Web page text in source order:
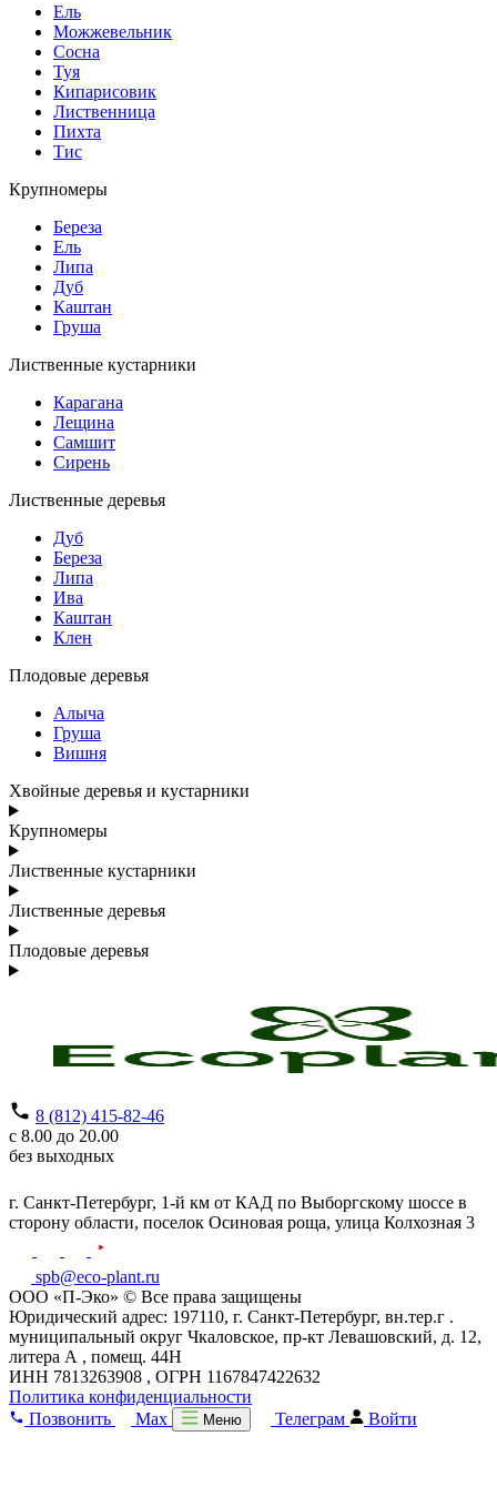
Ель
Можжевельник
Сосна
Туя
Кипарисовик
Лиственница
Пихта
Тис
Крупномеры
Береза
Ель
Липа
Дуб
Каштан
Груша
Лиственные кустарники
Карагана
Лещина
Самшит
Сирень
Лиственные деревья
Дуб
Береза
Липа
Ива
Каштан
Клен
Плодовые деревья
Алыча
Груша
Вишня
Хвойные деревья и кустарники
Крупномеры
Лиственные кустарники
Лиственные деревья
Плодовые деревья
8 (812) 415-82-46
с 8.00 до 20.00
без выходных
г. Санкт-Петербург, 1-й км от КАД по Выборгскому шоссе в
сторону области, поселок Осиновая роща, улица Колхозная 3
spb@eco-plant.ru
ООО «П-Эко» © Все права защищены
Юридический адрес: 197110, г. Санкт-Петербург, вн.тер.г .
муниципальный округ Чкаловское, пр-кт Левашовский, д. 12,
литера А , помещ. 44Н
ИНН 7813263908 , ОГРН 1167847422632
Политика конфиденциальности
Позвонить
Max Меню Телеграм Войти